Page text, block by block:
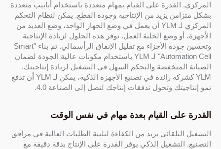
المركزي. القدرة على القيام بمهام متعددة باستخدام أنابيب متعددة
بشكل متزامن يزيد من الإنتاجية وجودة القطع. يمكن لنظام التحكم
المركزي لـ YLM أن يعمل في وضع الجهاز الواحد، وضع العديد من
الأجهزة، أو وضع الخلية العمل. توفر هذه الحلول لزيادة الإنتاجية
وتحسين جودة الأجزاء مع تقليل الإنفاق الرأسمالي. تم بناء "Smart
Automation Cell" لـ YLM باستخدام مكونات عالية الجودة لضمان
الصيانة المنخفضة والتحكم السهل في التشغيل لزيادة إنتاجيتك.
YLM كشركة رائدة في تصنيع الأجهزة الذكية، يمكن لـ YLM أن تدفع
نمو إنتاجيتك وتحول تدفقات إنتاجك لتصل إلى الصناعة 4.0.
القدرة على القيام بعدة مهام في نفس الوقت
التشغيل التلقائي يزيد من الكفاءة لتلبية الطلبات العالية في مرافق
التصنيع. التشغيل الذكي يوفر القدرة على الإنتاج بدقة دقيقة مع